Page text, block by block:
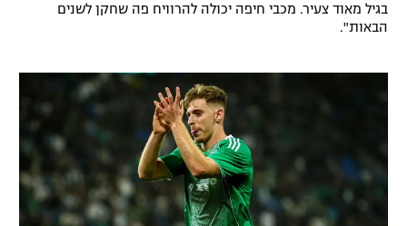
בגיל מאוד צעיר. מכבי חיפה יכולה להרוויח פה שחקן לשנים
הבאות".